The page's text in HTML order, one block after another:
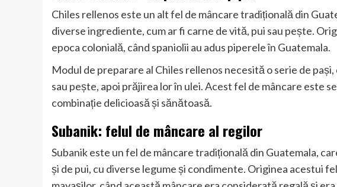
Chiles rellenos este un alt fel de mâncare tradițională din
diverse ingrediente, cum ar fi carne de vită, pui sau pește.
epoca colonială, când spaniolii au adus piperele în Guatemala.
Modul de preparare al Chiles rellenos necesită o serie de
sau pește, apoi prăjirea lor în ulei. Acest fel de mâncare este
combinație delicioasă și sănătoasă.
Subanik: felul de mâncare al regilor
Subanik este un fel de mâncare tradițională din Guatemala,
și de pui, cu diverse legume și condimente. Originea acestui